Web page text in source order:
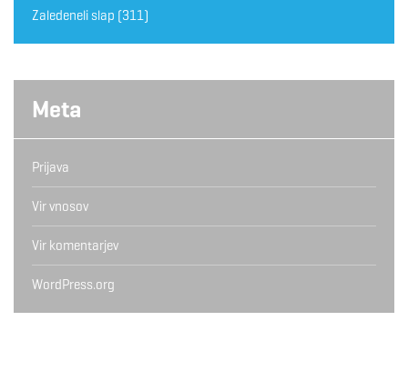
Zaledeneli slap (311)
Meta
Prijava
Vir vnosov
Vir komentarjev
WordPress.org